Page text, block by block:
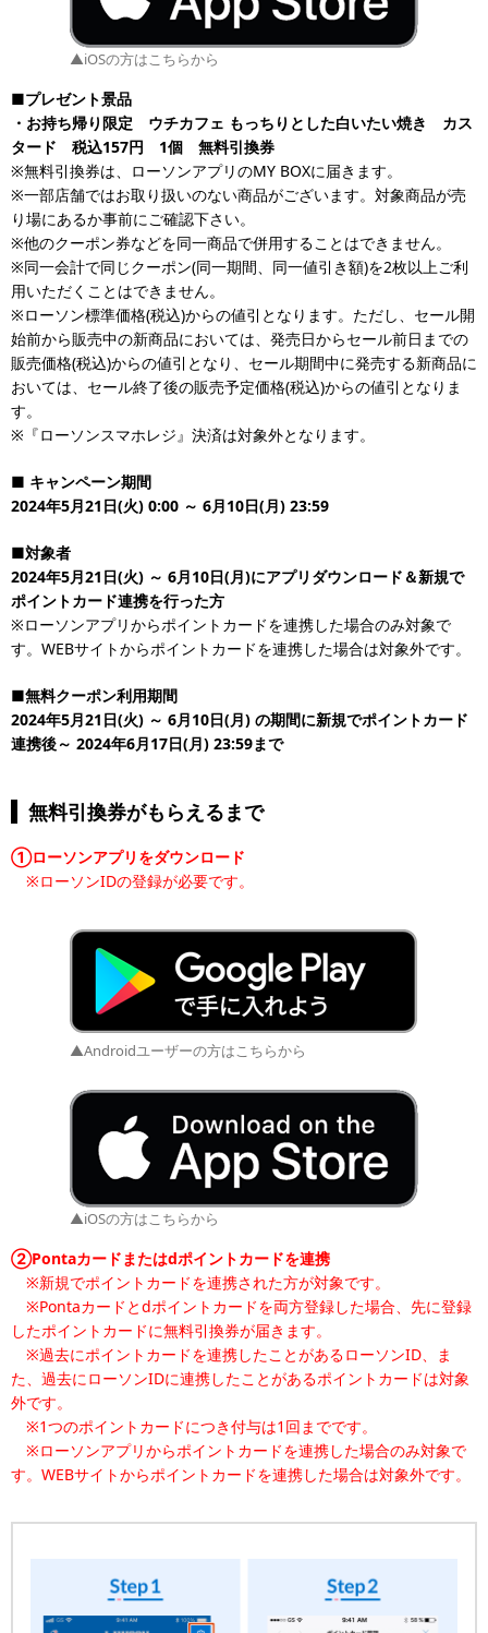
▲iOSの方はこちらから
■プレゼント景品
・お持ち帰り限定 ウチカフェ もっちりとした白いたい焼き カス
タード 税込157円 1個 無料引換券
※無料引換券は、ローソンアプリのMY BOXに届きます。
※一部店舗ではお取り扱いのない商品がございます。対象商品が売
り場にあるか事前にご確認下さい。
※他のクーポン券などを同一商品で併用することはできません。
※同一会計で同じクーポン(同一期間、同一値引き額)を2枚以上ご利
用いただくことはできません。
※ローソン標準価格(税込)からの値引となります。ただし、セール開
始前から販売中の新商品においては、発売日からセール前日までの
販売価格(税込)からの値引となり、セール期間中に発売する新商品に
おいては、セール終了後の販売予定価格(税込)からの値引となりま
す。
※『ローソンスマホレジ』決済は対象外となります。
■ キャンペーン期間
2024年5月21日(火) 0:00 ～ 6月10日(月) 23:59
■対象者
2024年5月21日(火) ～ 6月10日(月)にアプリダウンロード＆新規で
ポイントカード連携を行った方
※ローソンアプリからポイントカードを連携した場合のみ対象で
す。WEBサイトからポイントカードを連携した場合は対象外です。
■無料クーポン利用期間
2024年5月21日(火) ～ 6月10日(月) の期間に新規でポイントカード
連携後～ 2024年6月17日(月) 23:59まで
無料引換券がもらえるまで
①ローソンアプリをダウンロード
※ローソンIDの登録が必要です。
▲Androidユーザーの方はこちらから
▲iOSの方はこちらから
②Pontaカードまたはdポイントカードを連携
※新規でポイントカードを連携された方が対象です。
※Pontaカードとdポイントカードを両方登録した場合、先に登録
したポイントカードに無料引換券が届きます。
※過去にポイントカードを連携したことがあるローソンID、ま
た、過去にローソンIDに連携したことがあるポイントカードは対象
外です。
※1つのポイントカードにつき付与は1回までです。
※ローソンアプリからポイントカードを連携した場合のみ対象で
す。WEBサイトからポイントカードを連携した場合は対象外です。